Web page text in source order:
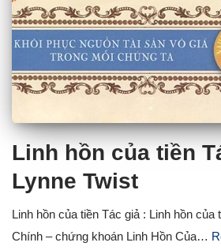
Linh hồn của tiền
Lynne Twist
Linh hồn của tiền Tác giả : Linh hồn của
Chính – chứng khoán Linh Hồn Của…